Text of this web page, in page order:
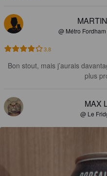
@ Métro
3.8
Bon stout, mais j’aurais
plus
MAX
@ Le